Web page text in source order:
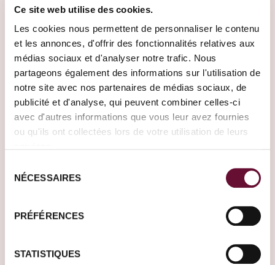
Ce site web utilise des cookies.
Les cookies nous permettent de personnaliser le contenu
et les annonces, d'offrir des fonctionnalités relatives aux
médias sociaux et d'analyser notre trafic. Nous
partageons également des informations sur l'utilisation de
notre site avec nos partenaires de médias sociaux, de
publicité et d'analyse, qui peuvent combiner celles-ci
avec d'autres informations que vous leur avez fournies
ou qu'ils ont collectées lors de votre utilisation de leurs
NÉCESSAIRES
PRÉFÉRENCES
STATISTIQUES